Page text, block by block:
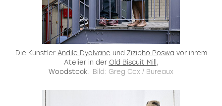
Die Künstler Andile Dyalvane und Zizipho Poswa vor ihrem
Atelier in der Old Biscuit Mill ,
Woodstock.
Bild: Greg Cox / Bureaux